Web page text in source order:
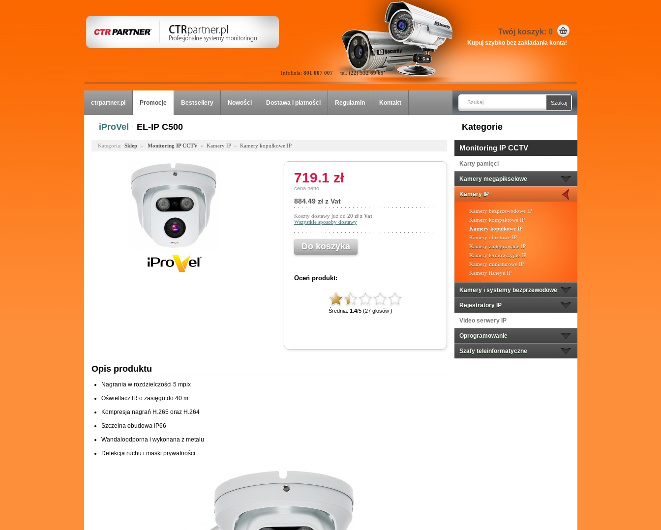
Twój koszyk: 0
Kupuj szybko bez zakładania konta!
Infolinia: 801 007 007tel.(22) 532 69 69
ctrpartner.pl Promocje Bestsellery Nowości Dostawa i płatności Regulamin Kontakt
Kategorie
Monitoring IP CCTV
Karty pamięci
Kamery megapikselowe
Kamery IP
Kamery bezprzewodowe IP
Kamery kompaktowe IP
Kamery kopułkowe IP
Kamery obrotowe IP
Kamery zintegrowane IP
Kamery termowizyjne IP
Kamery miniaturowe IP
Kamery fisheye IP
Kamery i systemy bezprzewodowe
Rejestratory IP
Video serwery IP
Oprogramowanie
Szafy teleinformatyczne
iProVel · EL-IP C500
Kategoria: Sklep» Monitoring IP CCTV» Kamery IP» Kamery kopułkowe IP
719.1 zł
cena netto
884.49 zł z Vat
Koszty dostawy już od 20 zł z Vat
Wszystkie sposoby dostawy
Do koszyka
Oceń produkt:
Średnia: 1.4/5 (27 głosów )
Opis produktu
Nagrania w rozdzielczości 5 mpix
Oświetlacz IR o zasięgu do 40 m
Kompresja nagrań H.265 oraz H.264
Szczelna obudowa IP66
Wandaloodporna i wykonana z metalu
Detekcja ruchu i maski prywatności